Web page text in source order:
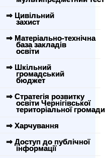
⇒ Цивільний
захист
⇒ Матеріально-технічна
база закладів
освіти
⇒ Шкільний
громадський
бюджет
⇒ Стратегія розвитку
освіти Чернігівської
територіальної громади
⇒ Харчування
⇒ Доступ до публічної
інформації